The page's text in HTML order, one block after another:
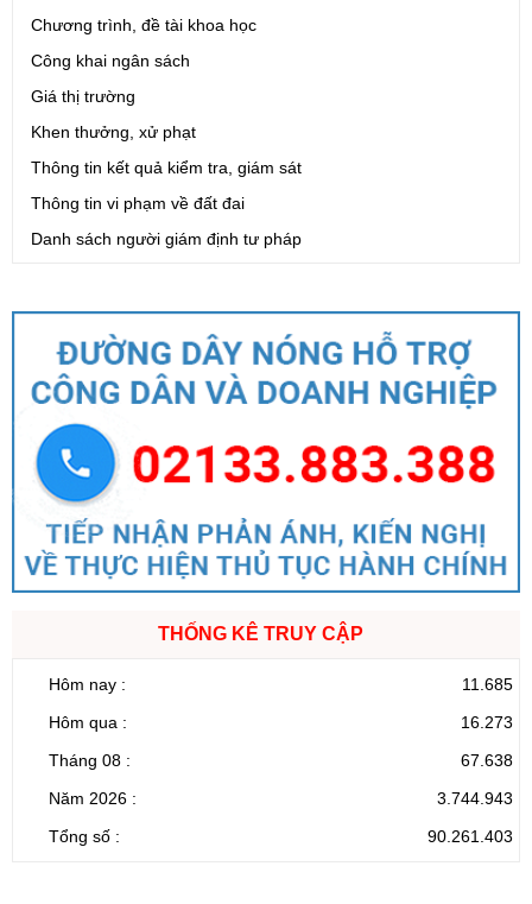
Chương trình, đề tài khoa học
Công khai ngân sách
Giá thị trường
Khen thưởng, xử phạt
Thông tin kết quả kiểm tra, giám sát
Thông tin vi phạm về đất đai
Danh sách người giám định tư pháp
THỐNG KÊ TRUY CẬP
Hôm nay :
11.685
Hôm qua :
16.273
Tháng 08 :
67.638
Năm 2026 :
3.744.943
Tổng số :
90.261.403